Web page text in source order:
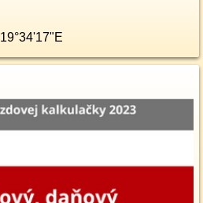
19°34'17"E